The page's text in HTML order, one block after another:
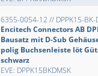
6355-0054-12 // DPPK15-BK-
Encitech Connectors AB
Bausatz mit D-Sub
polig Buchsenleiste löt
schwarz
EVE: DPPK15BKDMSK